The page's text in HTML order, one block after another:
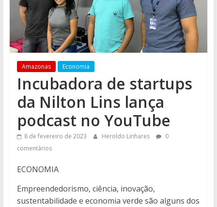
Amazonas Economia
Incubadora de startups
da Nilton Lins lança
podcast no YouTube
8 de fevereiro de 2023 Heroldo Linhares
0
comentários
ECONOMIA
Empreendedorismo, ciência, inovação,
sustentabilidade e economia verde são alguns dos